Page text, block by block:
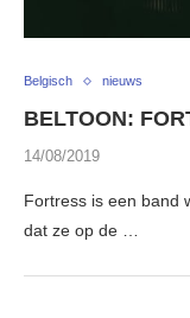
Belgisch nieuws
BELTOON:
14/08/2019
Fortress is een band
dat ze op de …